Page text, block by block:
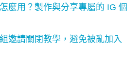
麼用？製作與分享專屬的 IG 個
邀請關閉教學，避免被亂加入